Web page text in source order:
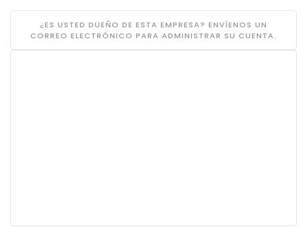
¿ES USTED DUEÑO DE ESTA EMPRESA? ENVÍENOS UN
CORREO ELECTRÓNICO PARA ADMINISTRAR SU CUENTA.